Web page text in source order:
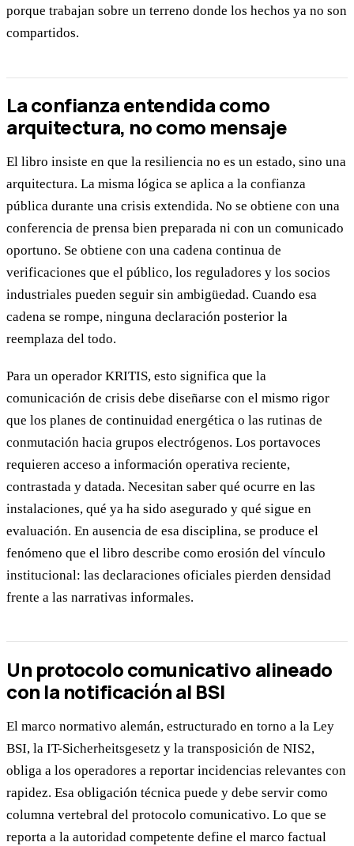
porque trabajan sobre un terreno donde los hechos ya no son
compartidos.
La confianza entendida como
arquitectura, no como mensaje
El libro insiste en que la resiliencia no es un estado, sino una
arquitectura. La misma lógica se aplica a la confianza
pública durante una crisis extendida. No se obtiene con una
conferencia de prensa bien preparada ni con un comunicado
oportuno. Se obtiene con una cadena continua de
verificaciones que el público, los reguladores y los socios
industriales pueden seguir sin ambigüedad. Cuando esa
cadena se rompe, ninguna declaración posterior la
reemplaza del todo.
Para un operador KRITIS, esto significa que la
comunicación de crisis debe diseñarse con el mismo rigor
que los planes de continuidad energética o las rutinas de
conmutación hacia grupos electrógenos. Los portavoces
requieren acceso a información operativa reciente,
contrastada y datada. Necesitan saber qué ocurre en las
instalaciones, qué ya ha sido asegurado y qué sigue en
evaluación. En ausencia de esa disciplina, se produce el
fenómeno que el libro describe como erosión del vínculo
institucional: las declaraciones oficiales pierden densidad
frente a las narrativas informales.
Un protocolo comunicativo alineado
con la notificación al BSI
El marco normativo alemán, estructurado en torno a la Ley
BSI, la IT-Sicherheitsgesetz y la transposición de NIS2,
obliga a los operadores a reportar incidencias relevantes con
rapidez. Esa obligación técnica puede y debe servir como
columna vertebral del protocolo comunicativo. Lo que se
reporta a la autoridad competente define el marco factual